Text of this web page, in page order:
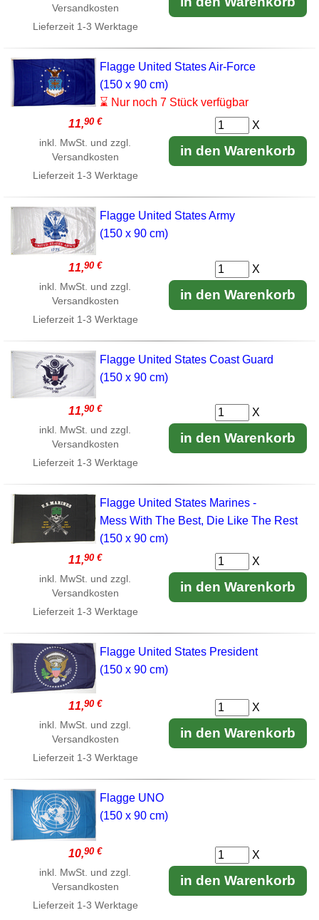
Versandkosten
Lieferzeit 1-3 Werktage
Flagge United States Air-Force
(150 x 90 cm)
⌛ Nur noch 7 Stück verfügbar
11,90 €
inkl. MwSt. und zzgl.
Versandkosten
Lieferzeit 1-3 Werktage
X
in den Warenkorb
Flagge United States Army
(150 x 90 cm)
11,90 €
inkl. MwSt. und zzgl.
Versandkosten
Lieferzeit 1-3 Werktage
X
in den Warenkorb
Flagge United States Coast Guard
(150 x 90 cm)
11,90 €
inkl. MwSt. und zzgl.
Versandkosten
Lieferzeit 1-3 Werktage
X
in den Warenkorb
Flagge United States Marines -
Mess With The Best, Die Like The Rest
(150 x 90 cm)
11,90 €
inkl. MwSt. und zzgl.
Versandkosten
Lieferzeit 1-3 Werktage
X
in den Warenkorb
Flagge United States President
(150 x 90 cm)
11,90 €
inkl. MwSt. und zzgl.
Versandkosten
Lieferzeit 1-3 Werktage
X
in den Warenkorb
Flagge UNO
(150 x 90 cm)
10,90 €
inkl. MwSt. und zzgl.
Versandkosten
Lieferzeit 1-3 Werktage
X
in den Warenkorb